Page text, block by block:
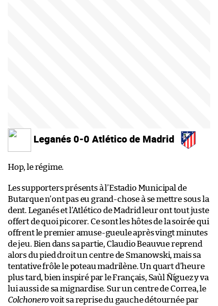
Leganés 0-0 Atlético de Madrid
Hop, le régime.
Les supporters présents à l’Estadio Municipal de
Butarque n’ont pas eu grand-chose à se mettre sous la
dent. Leganés et l’Atlético de Madrid leur ont tout juste
offert de quoi picorer. Ce sont les hôtes de la soirée qui
offrent le premier amuse-gueule après vingt minutes
de jeu. Bien dans sa partie, Claudio Beauvue reprend
alors du pied droit un centre de Smanowski, mais sa
tentative frôle le poteau madrilène. Un quart d’heure
plus tard, bien inspiré par le Français, Saùl Ñíguez y va
lui aussi de sa mignardise. Sur un centre de Correa, le
Colchonerovoit sa reprise du gauche détournée par